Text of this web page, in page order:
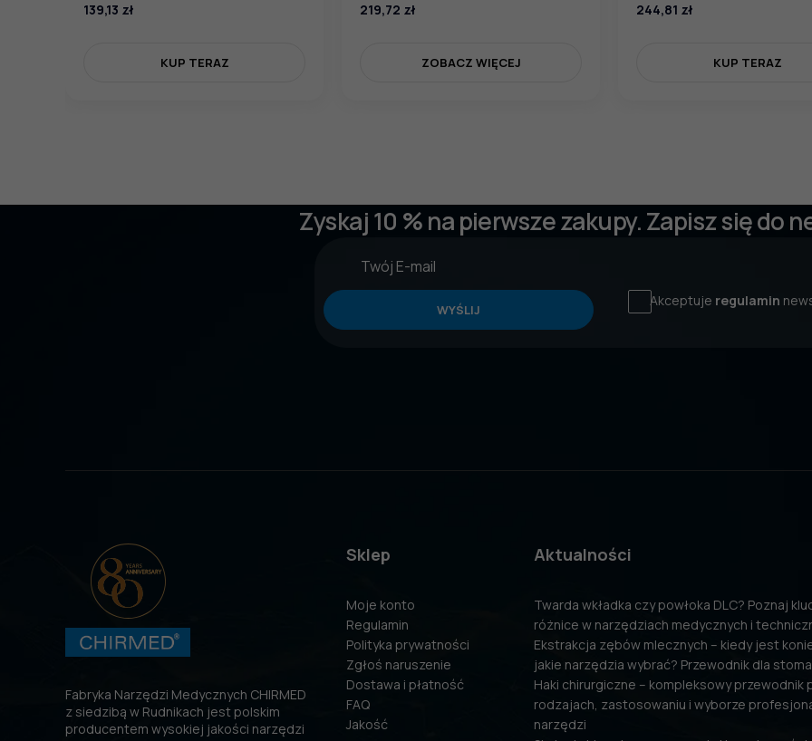
139,13 zł
KUP TERAZ
219,72 zł
ZOBACZ WIĘCEJ
244,81 zł
KUP TERAZ
Zyskaj 10 % na pierwsze zakupy. Zapisz się do
WYŚLIJ
Akceptuje regulamin
Fabryka Narzędzi Medycznych CHIRMED
z siedzibą w Rudnikach jest polskim
producentem wysokiej jakości narzędzi
Sklep
Moje konto
Regulamin
Polityka prywatności
Zgłoś naruszenie
Dostawa i płatność
FAQ
Jakość
Aktualności
Twarda wkładka czy powłoka DLC? Poznaj
różnice w narzędziach medycznych i
Ekstrakcja zębów mlecznych – kiedy jest
jakie narzędzia wybrać? Przewodnik dla
Haki chirurgiczne – kompleksowy przewodnik
rodzajach, zastosowaniu i wyborze
narzędzi